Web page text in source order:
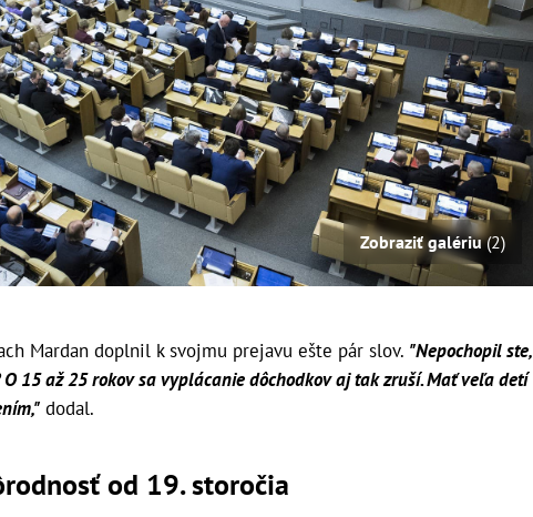
Zobraziť galériu(2)
Mardan doplnil k svojmu prejavu ešte pár slov. "Nepochopil ste,
15 až 25 rokov sa vyplácanie dôchodkov aj tak zruší. Mať veľa detí
dodal.
od 19. storočia